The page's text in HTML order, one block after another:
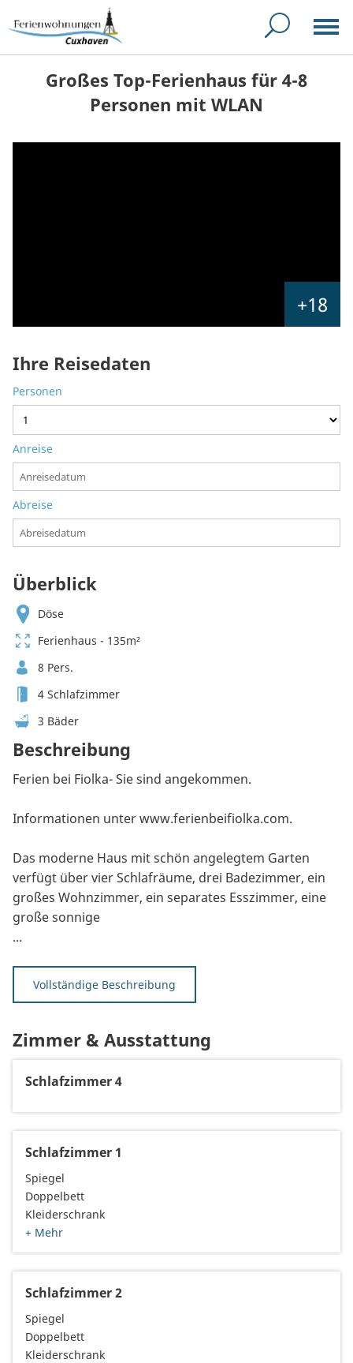
Großes Top-Ferienhaus für 4-8
Personen mit WLAN
+18
Ihre Reisedaten
Personen
Anreise
Abreise
Überblick
Döse
Ferienhaus - 135m²
8 Pers.
4 Schlafzimmer
3 Bäder
Beschreibung
Ferien bei Fiolka- Sie sind angekommen.
Informationen unter www.ferienbeifiolka.com.
Das moderne Haus mit schön angelegtem Garten
verfügt über vier Schlafräume, drei Badezimmer, ein
großes Wohnzimmer, ein separates Esszimmer, eine
große sonnige
...
Vollständige Beschreibung
Zimmer & Ausstattung
Schlafzimmer 4
Schlafzimmer 1
Spiegel
Doppelbett
Kleiderschrank
+ Mehr
Schlafzimmer 2
Spiegel
Doppelbett
Kleiderschrank